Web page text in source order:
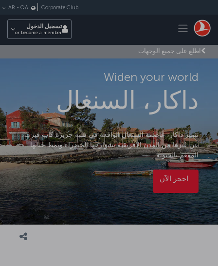
Toggle navigation
Corporate Club
AR - QA
تسجيل الدخول
or become a member
اطلع على جميع الوجهات
Widen your world
داكار، السنغال
تتميز داكار، عاصمة السنغال الواقعة في شبه جزيرة كاب فيرت،
عن غيرها من المدن الأفريقية بشوارعها الخضراء ونمط حياتها
المفعم بالحيوية.
احجز الآن